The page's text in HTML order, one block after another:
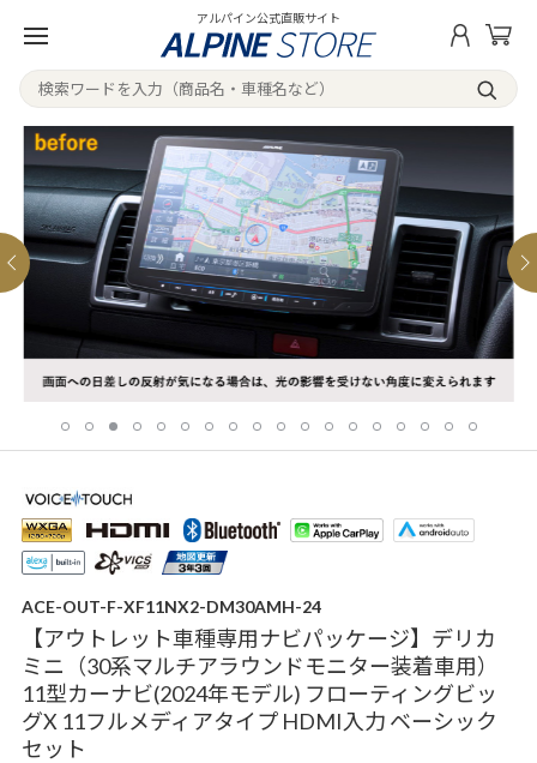
アルパイン公式直販サイト
ACE-OUT-F-XF11NX2-DM30AMH-24
【アウトレット車種専用ナビパッケージ】デリカ
ミニ（30系マルチアラウンドモニター装着車用）
11型カーナビ(2024年モデル) フローティングビッ
グX 11フルメディアタイプ HDMI入力 ベーシック
セット